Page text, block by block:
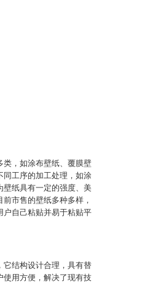
类，如涂布壁纸、覆膜壁
同工序的加工处理，如涂
壁纸具有一定的强度、美
市售的壁纸多种多样，
户自己粘贴并易于粘贴平
它结构设计合理，具有替
使用方便，解决了现有技